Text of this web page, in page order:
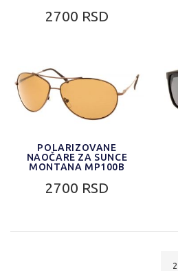
2700 RSD
POLARIZOVANE
NAOČARE ZA SUNCE
MONTANA MP100B
2700 RSD
2